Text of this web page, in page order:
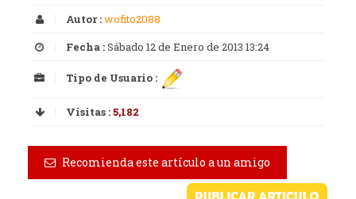
Autor :wofito2088
Fecha :Sábado 12 de Enero de 2013 13:24
Tipo de Usuario :
Visitas :5,182
Recomienda este artículo a un amigo